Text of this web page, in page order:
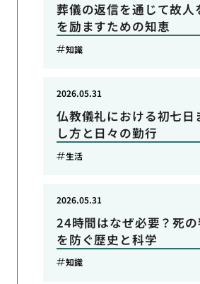
葬儀の返信を通じて故人
を励ますための知恵
知識
仏教儀礼における初七日
し方と日々の勤行
2026.05.31
生活
24時間はなぜ必要？死の
を防ぐ歴史と科学
2026.05.31
知識